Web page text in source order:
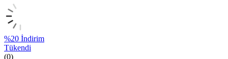
%20 İndirim
Tükendi
(0)